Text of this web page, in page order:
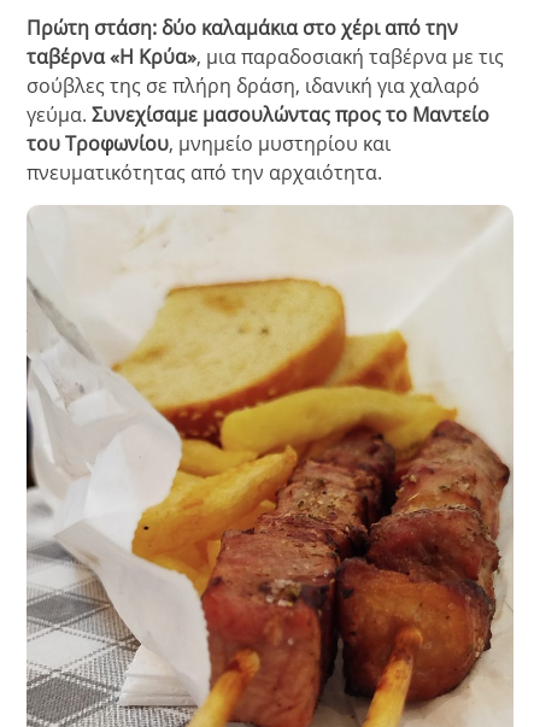
Πρώτη στάση: δύο καλαμάκια στο χέρι από την
ταβέρνα «Η Κρύα», μια παραδοσιακή ταβέρνα με τις
σούβλες της σε πλήρη δράση, ιδανική για χαλαρό
γεύμα.Συνεχίσαμε μασουλώντας προς το Μαντείο
του Τροφωνίου, μνημείο μυστηρίου και
πνευματικότητας από την αρχαιότητα.